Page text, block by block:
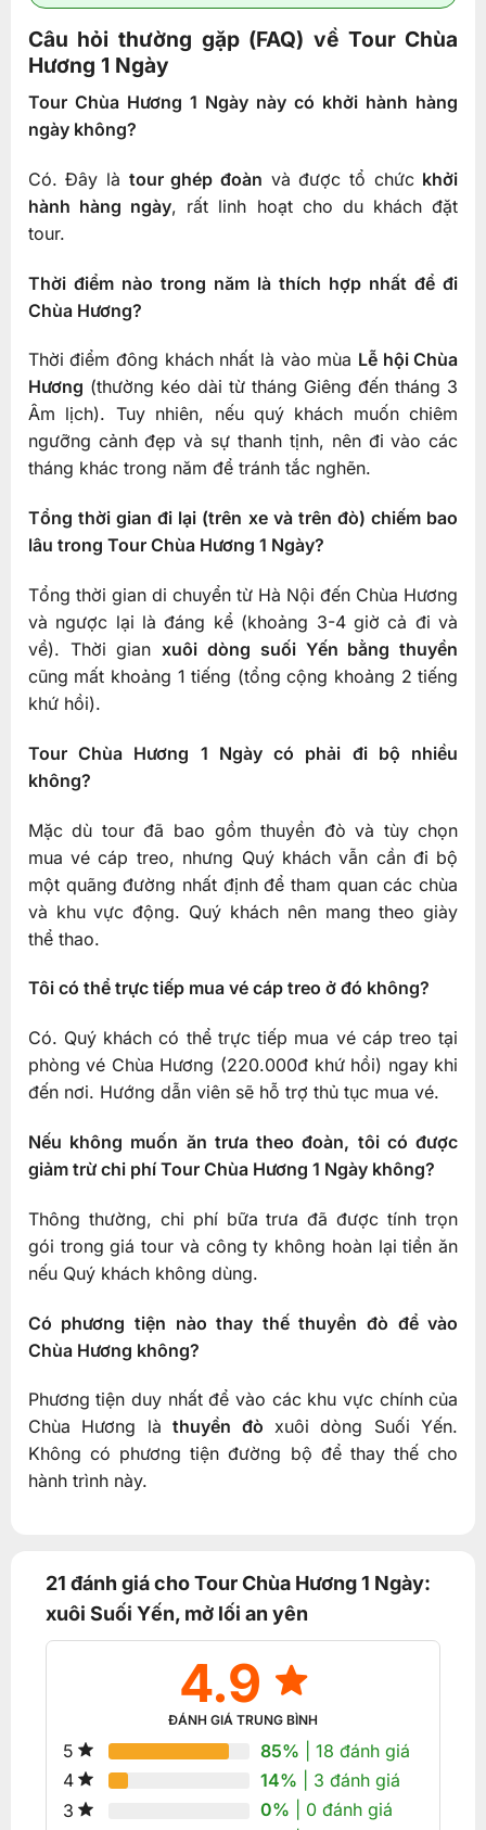
Câu hỏi thường gặp (FAQ) về Tour Chùa
Hương 1 Ngày
Tour Chùa Hương 1 Ngày này có khởi hành hàng
ngày không?
Có. Đây là tour ghép đoàn và được tổ chức khởi
hành hàng ngày, rất linh hoạt cho du khách đặt
tour.
Thời điểm nào trong năm là thích hợp nhất để đi
Chùa Hương?
Thời điểm đông khách nhất là vào mùa Lễ hội Chùa
Hương (thường kéo dài từ tháng Giêng đến tháng 3
Âm lịch). Tuy nhiên, nếu quý khách muốn chiêm
ngưỡng cảnh đẹp và sự thanh tịnh, nên đi vào các
tháng khác trong năm để tránh tắc nghẽn.
Tổng thời gian đi lại (trên xe và trên đò) chiếm bao
lâu trong Tour Chùa Hương 1 Ngày?
Tổng thời gian di chuyển từ Hà Nội đến Chùa Hương
và ngược lại là đáng kể (khoảng 3-4 giờ cả đi và
về). Thời gianxuôi dòng suối Yến bằng thuyền
cũng mất khoảng 1 tiếng (tổng cộng khoảng 2 tiếng
khứ hồi).
Tour Chùa Hương 1 Ngày có phải đi bộ nhiều
không?
Mặc dù tour đã bao gồm thuyền đò và tùy chọn
mua vé cáp treo, nhưng Quý khách vẫn cần đi bộ
một quãng đường nhất định để tham quan các chùa
và khu vực động. Quý khách nên mang theo giày
thể thao.
Tôi có thể trực tiếp mua vé cáp treo ở đó không?
Có. Quý khách có thể trực tiếp mua vé cáp treo tại
phòng vé Chùa Hương (220.000đ khứ hồi) ngay khi
đến nơi. Hướng dẫn viên sẽ hỗ trợ thủ tục mua vé.
Nếu không muốn ăn trưa theo đoàn, tôi có được
giảm trừ chi phí Tour Chùa Hương 1 Ngày không?
Thông thường, chi phí bữa trưa đã được tính trọn
gói trong giá tour và công ty không hoàn lại tiền ăn
nếu Quý khách không dùng.
Có phương tiện nào thay thế thuyền đò để vào
Chùa Hương không?
Phương tiện duy nhất để vào các khu vực chính của
Chùa Hương làthuyền đò xuôi dòng Suối Yến.
Không có phương tiện đường bộ để thay thế cho
hành trình này.
21 đánh giá choTour Chùa Hương 1 Ngày:
xuôi Suối Yến, mở lối an yên
4.9
ĐÁNH GIÁ TRUNG BÌNH
5 85% | 18 đánh giá
4
14% | 3 đánh giá
3
0% | 0 đánh giá